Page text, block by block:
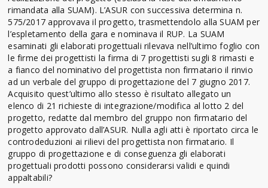
rimandata alla SUAM). L’ASUR con successiva determina n.
575/2017 approvava il progetto, trasmettendolo alla SUAM per
l’espletamento della gara e nominava il RUP. La SUAM
esaminati gli elaborati progettuali rilevava nell’ultimo foglio con
le firme dei progettisti la firma di 7 progettisti sugli 8 rimasti e
a fianco del nominativo del progettista non firmatario il rinvio
ad un verbale del gruppo di progettazione del 7 giugno 2017.
Acquisito quest’ultimo allo stesso è risultato allegato un
elenco di 21 richieste di integrazione/modifica al lotto 2 del
progetto, redatte dal membro del gruppo non firmatario del
progetto approvato dall’ASUR. Nulla agli atti è riportato circa le
controdeduzioni ai rilievi del progettista non firmatario. Il
gruppo di progettazione e di conseguenza gli elaborati
progettuali prodotti possono considerarsi validi e quindi
appaltabili?